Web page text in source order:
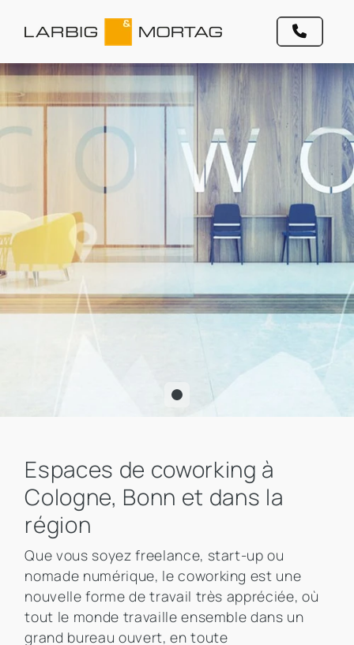
Espaces de coworking à
Cologne, Bonn et dans la
région
Que vous soyez freelance, start-up ou
nomade numérique, le coworking est une
nouvelle forme de travail très appréciée, où
tout le monde travaille ensemble dans un
grand bureau ouvert, en toute